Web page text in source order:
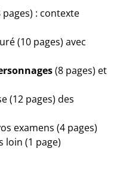
pages) : contexte
(10 pages) avec
(8 pages) et
(12 pages) des
examens (4 pages)
loin (1 page)